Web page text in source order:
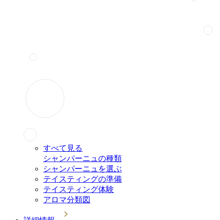
すべて見る
シャンパーニュの種類
シャンパーニュを選ぶ
テイスティングの準備
テイスティング体験
アロマ分類図